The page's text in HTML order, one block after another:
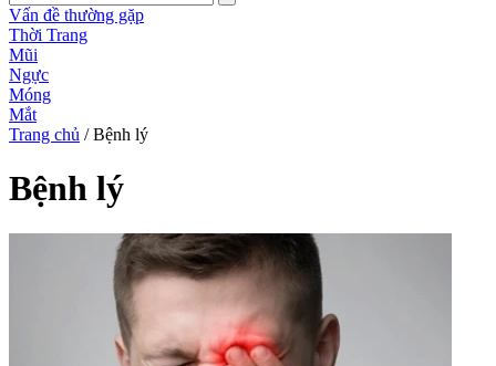
Vấn đề thường gặp
Thời Trang
Mũi
Ngực
Móng
Mắt
Trang chủ / Bệnh lý
Bệnh lý